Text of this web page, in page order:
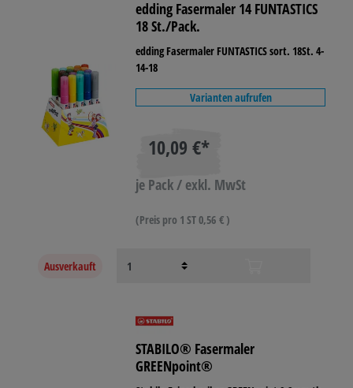
edding Fasermaler 14 FUNTASTICS
18 St./Pack.
edding Fasermaler FUNTASTICS sort. 18St. 4-
14-18
Varianten aufrufen
10,09 €*
je Pack / exkl. MwSt
(Preis pro 1 ST 0,56 € )
Ausverkauft
STABILO® Fasermaler
GREENpoint®